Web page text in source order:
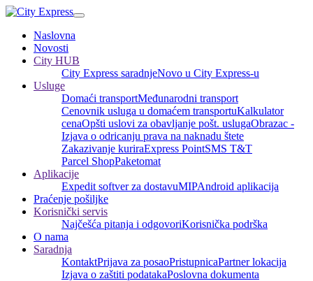
Naslovna
Novosti
City HUB
City Express saradnjeNovo u City Express-u
Usluge
Domaći transportMeđunarodni transport
Cenovnik usluga u domaćem transportuKalkulator
cenaOpšti uslovi za obavljanje pošt. uslugaObrazac -
Izjava o odricanju prava na naknadu štete
Zakazivanje kuriraExpress PointSMS T&T
Parcel ShopPaketomat
Aplikacije
Expedit softver za dostavuMIPAndroid aplikacija
Praćenje pošiljke
Korisnički servis
Najčešća pitanja i odgovoriKorisnička podrška
O nama
Saradnja
KontaktPrijava za posaoPristupnicaPartner lokacija
Izjava o zaštiti podatakaPoslovna dokumenta